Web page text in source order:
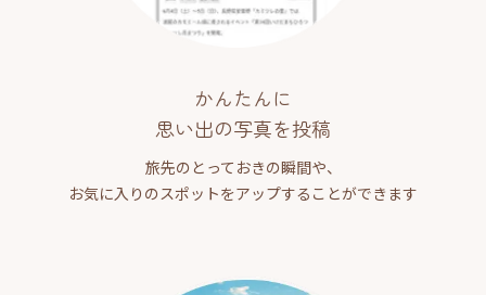
かんたんに
思い出の写真を投稿
旅先のとっておきの瞬間や、
お気に入りのスポットをアップすることができます